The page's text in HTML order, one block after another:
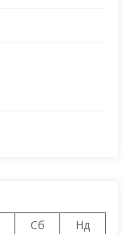
Сб
Нд